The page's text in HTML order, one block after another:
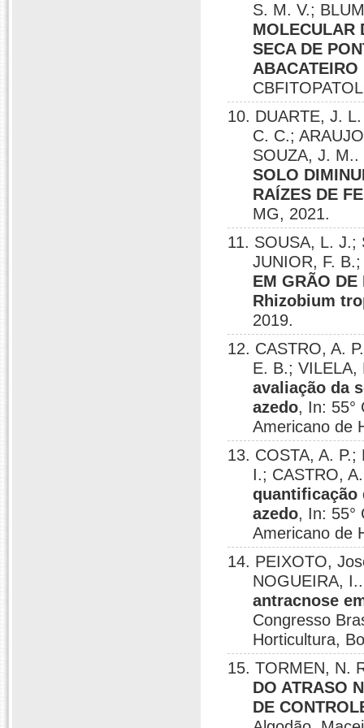
S. M. V.;
MOLECULAR
SECA DE
ABACATEIRO
10. DUARTE, J.
C. C.;
SOUZA, J. M..
SOLO
RAÍZES DE
MG, 2021.
11. SOUSA, L.
JUNIOR, F.
EM GRÃO DE
Rhizobium
2019.
12. CASTRO, A.
E. B.;
avaliação da
azedo, In: 55°
Americano de
13. COSTA, A.
I.; CASTRO,
quantificação
azedo, In: 55°
Americano de
14. PEIXOTO,
NOGUEIRA,
antracnose
Congresso
Horticultura,
15. TORMEN, N.
DO ATRASO
DE